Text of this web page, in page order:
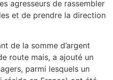
agresseurs de rassembler
et de prendre la direction
de la somme d’argent
route mais, a ajouté un
parmi lesquels un